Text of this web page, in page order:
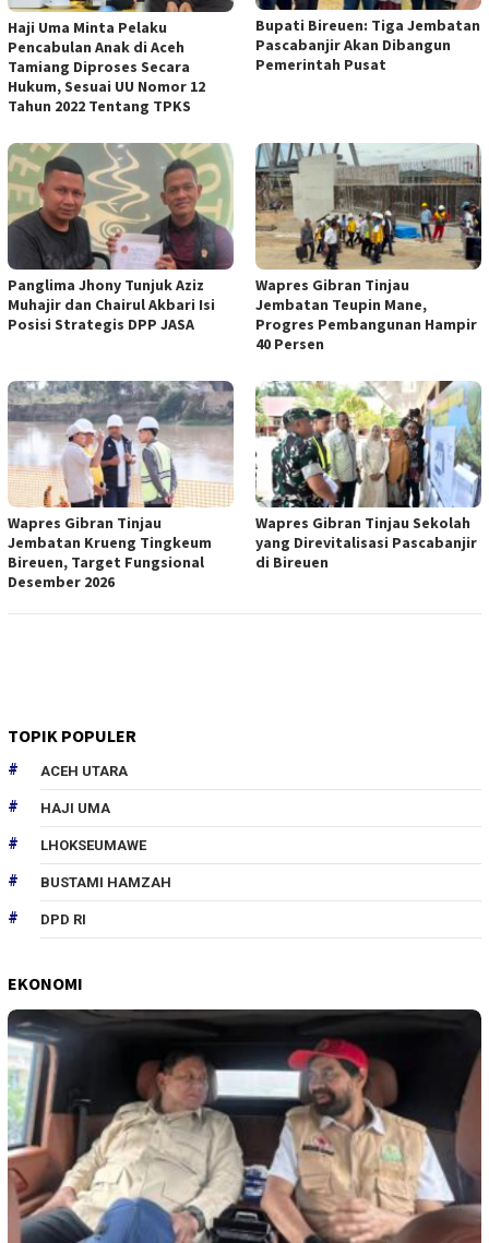
Haji Uma Minta Pelaku
Pencabulan Anak di Aceh
Tamiang Diproses Secara
Hukum, Sesuai UU Nomor 12
Tahun 2022 Tentang TPKS
Bupati Bireuen: Tiga Jembatan
Pascabanjir Akan Dibangun
Pemerintah Pusat
Panglima Jhony Tunjuk Aziz
Muhajir dan Chairul Akbari Isi
Posisi Strategis DPP JASA
Wapres Gibran Tinjau
Jembatan Teupin Mane,
Progres Pembangunan Hampir
40 Persen
Wapres Gibran Tinjau
Jembatan Krueng Tingkeum
Bireuen, Target Fungsional
Desember 2026
Wapres Gibran Tinjau Sekolah
yang Direvitalisasi Pascabanjir
di Bireuen
TOPIK POPULER
ACEH UTARA
HAJI UMA
LHOKSEUMAWE
BUSTAMI HAMZAH
DPD RI
EKONOMI